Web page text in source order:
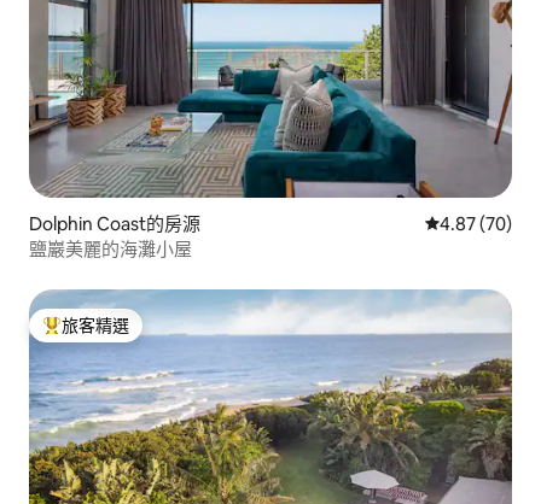
Dolphin Coast的房源 從 70 則評價
4.87 (70)
鹽巖美麗的海灘小屋
旅客精選榜首
旅客精選